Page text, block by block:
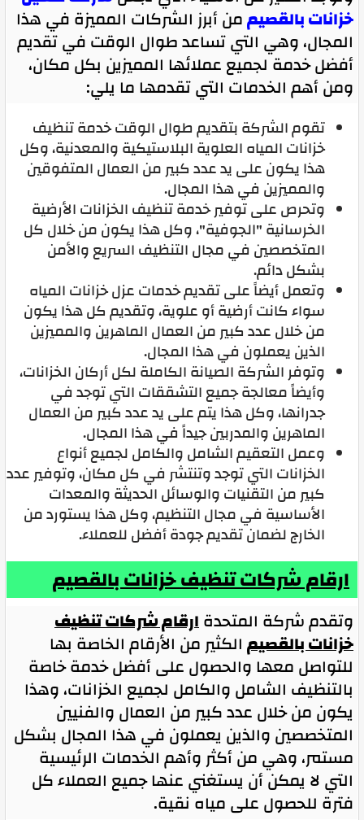
خزانات بالقصيممن أبرز الشركات المميزة في هذا
المجال، وهي التي تساعد طوال الوقت في تقديم
أفضل خدمة لجميع عملائها المميزين بكل مكان،
ومن أهم الخدمات التي تقدمها ما يلي:
تقوم الشركة بتقديم طوال الوقت خدمة تنظيف
خزانات المياه العلوية البلاستيكية والمعدنية، وكل
هذا يكون على يد عدد كبير من العمال المتفوقين
والمميزين في هذا المجال.
وتحرص على توفير خدمة تنظيف الخزانات الأرضية
الخرسانية "الجوفية"، وكل هذا يكون من خلال كل
المتخصصين في مجال التنظيف السريع والأمن
بشكل دائم.
وتعمل أيضاً على تقديم خدمات عزل خزانات المياه
سواء كانت أرضية أو علوية، وتقديم كل هذا يكون
من خلال عدد كبير من العمال الماهرين والمميزين
الذين يعملون في هذا المجال.
وتوفر الشركة الصيانة الكاملة لكل أركان الخزانات،
وأيضاً معالجة جميع التشققات التي توجد في
جدرانها، وكل هذا يتم على يد عدد كبير من العمال
الماهرين والمدربين جيداً في هذا المجال.
وعمل التعقيم الشامل والكامل لجميع أنواع
الخزانات التي توجد وتنتشر في كل مكان، وتوفير عدد
كبير من التقنيات والوسائل الحديثة والمعدات
الأساسية في مجال التنظيم، وكل هذا يستورد من
الخارج لضمان تقديم جودة أفضل للعملاء.
ارقام شركات تنظيف خزانات بالقصيم
وتقدم شركة المتحدةارقام شركات تنظيف
خزانات بالقصيمالكثير من الأرقام الخاصة بها
للتواصل معها والحصول على أفضل خدمة خاصة
بالتنظيف الشامل والكامل لجميع الخزانات، وهذا
يكون من خلال عدد كبير من العمال والفنيين
المتخصصين والذين يعملون في هذا المجال بشكل
مستمر، وهي من أكثر وأهم الخدمات الرئيسية
التي لا يمكن أن يستغني عنها جميع العملاء كل
فترة للحصول على مياه نقية.